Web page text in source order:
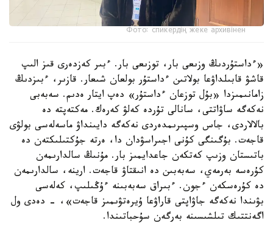
Фото: спикердің жеке архивінен
«ءداستۇردىڭ وزىعى بار، توزىعى بار. ءبىر كەزدەرى قىز الىپ
قاشۋ قابىلداۋعا بولاتىن ءداستۇر بولعان شىعار. قازىر، ءبىزدىڭ
زامانىمىزدا «بۇل توزعان ءداستۇر» دەپ ايتار ەدىم. سەبەبى
نەكەگە ساۋاتتى، سانالى تۇردە كەلۋ كەرەك. مەكتەپتە دە
بالالاردى، جاس وسپىرىمدەردى نەكەگە دايىنداۋ ماسەلەسى بولۋى
قاجەت. بۇگىنگى كۇنى اجىراسۋدان دا، ەرتە جۇكتىلىكتەن دە
باتىستان وزىپ كەتكەن جاعدايمىز بار. مۇنىڭ سالدارىمەن
كۇرەسە بەرمەي، سەبەبىن دە انىقتاۋ قاجەت. ارينە، سالدارىمەن
دە كۇرەسكەن ءجون. ءبىراق سەبەبىنە ءۇڭىلىپ، كەلەسى
بۋىندا نەكەگە جاۋاپتى قاراۋعا ۇيرەتۋىمىز قاجەت»، - دەدى ول
اگەنتتىك تىلشىسىنە بەرگەن سۇحباتىندا.